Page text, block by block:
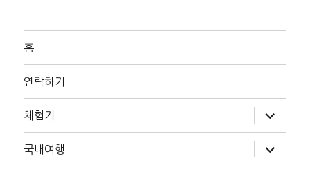
홈
연락하기
체험기
위
메
확
장
국내여행
위
메